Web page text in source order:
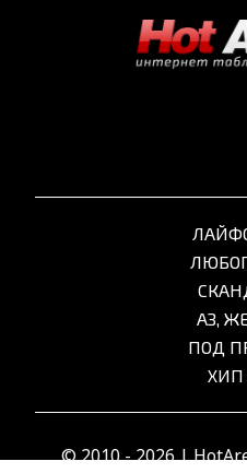
АЗ,
ПОД
ХИП
© 2010 - 2026 |